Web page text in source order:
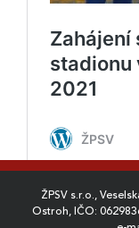
ŽPSV s.r.o.,
Ostroh, IČO: